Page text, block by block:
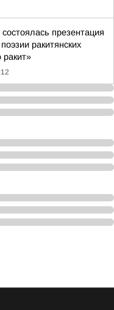
презентация
ракитянских